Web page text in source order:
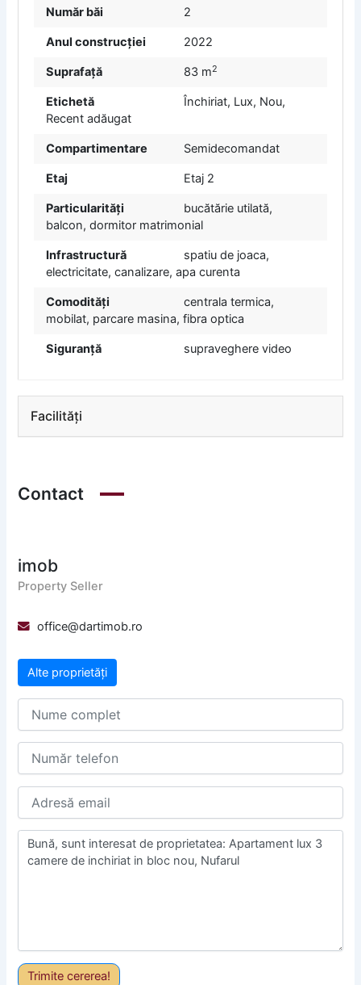
Număr băi 2
Anul construcției 2022
Suprafață 83 m2
Etichetă Închiriat, Lux, Nou,
Recent adăugat
Compartimentare Semidecomandat
Etaj Etaj 2
Particularități
bucătărie utilată,
balcon, dormitor matrimonial
Infrastructură
spatiu de joaca,
electricitate, canalizare, apa curenta
Comodități
centrala termica,
mobilat, parcare masina, fibra optica
Siguranță supraveghere video
Facilități
Contact
imob
Property Seller
office@dartimob.ro
Alte proprietăți
Trimite cererea!